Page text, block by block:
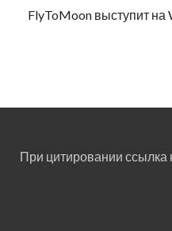
FlyToMoon выступит на
При цитировании ссылка